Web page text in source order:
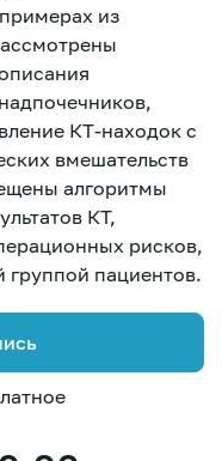
из
КТ-находок с
вмешательств
алгоритмы
КТ,
рисков,
группой пациентов.